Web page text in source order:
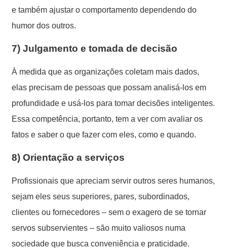
e também ajustar o comportamento dependendo do
humor dos outros.
7) Julgamento e tomada de decisão
À medida que as organizações coletam mais dados,
elas precisam de pessoas que possam analisá-los em
profundidade e usá-los para tomar decisões inteligentes.
Essa competência, portanto, tem a ver com avaliar os
fatos e saber o que fazer com eles, como e quando.
8) Orientação a serviços
Profissionais que apreciam servir outros seres humanos,
sejam eles seus superiores, pares, subordinados,
clientes ou fornecedores – sem o exagero de se tornar
servos subservientes – são muito valiosos numa
sociedade que busca conveniência e praticidade.